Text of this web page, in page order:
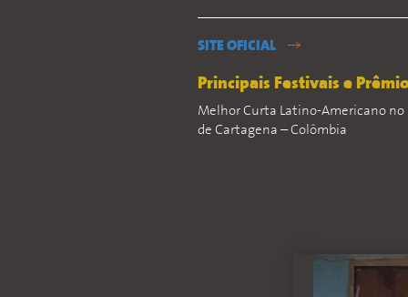
SITE OFICIAL
Principais Festivais e
Melhor Curta Latino-Americano no
de Cartagena – Colômbia